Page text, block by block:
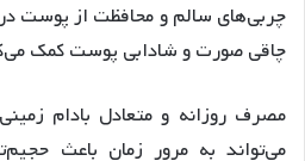
چربی‌های سالم و محافظت از پوست
چاقی صورت و شادابی پوست کمک
مصرف روزانه و متعادل بادام
می‌تواند به مرور زمان باعث